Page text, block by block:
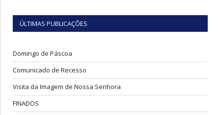
ÚLTIMAS PUBLICAÇÕES
Domingo de Páscoa
Comunicado de Recesso
Visita da Imagem de Nossa Senhora
FINADOS